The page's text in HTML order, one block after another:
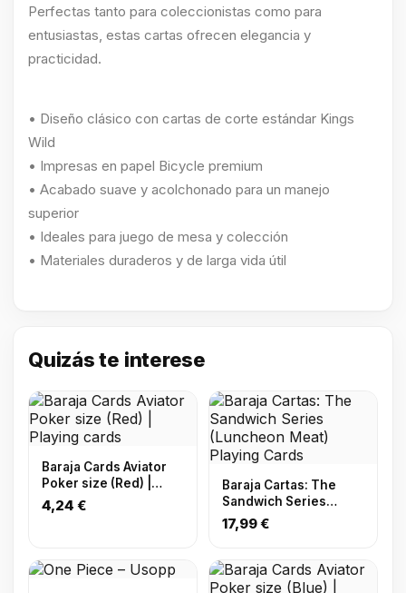
Perfectas tanto para coleccionistas como para
entusiastas, estas cartas ofrecen elegancia y
practicidad.
• Diseño clásico con cartas de corte estándar Kings
Wild
• Impresas en papel Bicycle premium
• Acabado suave y acolchonado para un manejo
superior
• Ideales para juego de mesa y colección
• Materiales duraderos y de larga vida útil
Quizás te interese
Baraja Cards Aviator
Poker size (Red) |
Playing cards
4,24 €
Baraja Cartas: The
Sandwich Series
(Luncheon Meat)
Playing Cards
17,99 €